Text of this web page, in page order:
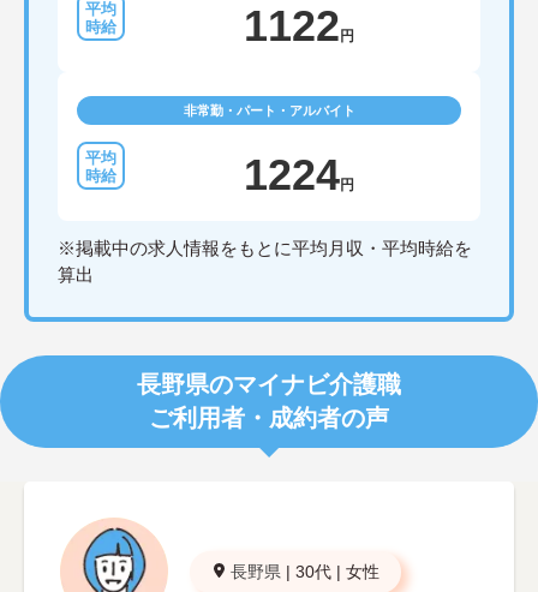
1122 円
非常勤・パート・アルバイト
1224円
※掲載中の求人情報をもとに平均月収・平均時給を
算出
長野県のマイナビ介護職
ご利用者・成約者の声
長野県 | 30代 | 女性